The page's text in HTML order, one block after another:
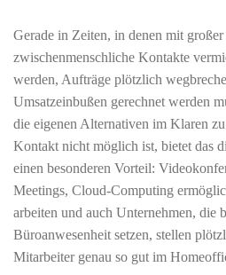
Gerade in Zeiten, in denen mit
zwischenmenschliche Kontakte
werden, Aufträge plötzlich
Umsatzeinbußen gerechnet werden
die eigenen Alternativen im Klaren
Kontakt nicht möglich ist, bietet das
einen besonderen Vorteil:
Meetings, Cloud-Computing
arbeiten und auch Unternehmen, die
Büroanwesenheit setzen, stellen
Mitarbeiter genau so gut im